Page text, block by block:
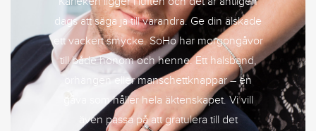
dags att säga ja till varandra. Ge din älskade
ett vackert smycke. SoHo har morgongåvor
till både honom och henne. Ett halsband,
örhängen eller manschettknappar – en
gåva som håller hela äktenskapet. Vi vill
även passa på att gratulera till det